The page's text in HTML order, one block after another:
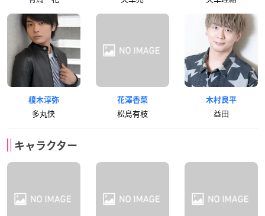
榎木淳弥
多丸快
花澤香菜
松島有枝
木村良平
益田
キャラクター